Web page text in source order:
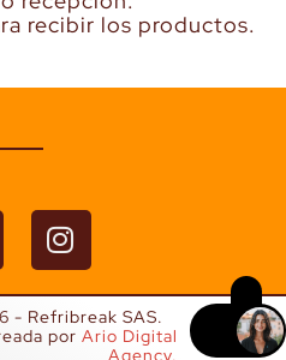
recibir los productos.
I
n
s
t
a
- Refribreak SAS.
porArio Digital
Agency.